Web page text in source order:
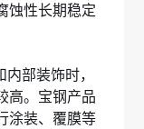
蚀性长期稳定
部装饰时，
高。宝钢产品
涂装、覆膜等